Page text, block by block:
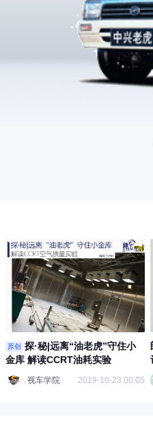
原创
探·秘|远离“油老虎”守住小
金库 解读CCRT油耗实验
视车学院 2019-10-23 00:05